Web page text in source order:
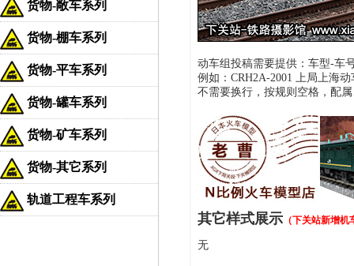
货物-敞车系列
货物-棚车系列
货物-平车系列
货物-罐车系列
货物-矿车系列
货物-其它系列
轨道工程车系列
动车组投稿需要提供：车型-车
例如：CRH2A-2001 上局上海
不需要换行，按规则空格，配
其它样式展示 （下关站新增
无